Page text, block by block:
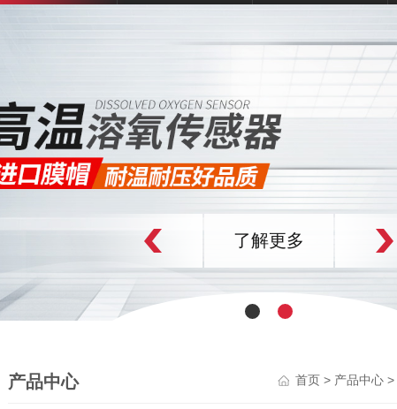
了解更多
产品中心 首页 > 产品中心 >